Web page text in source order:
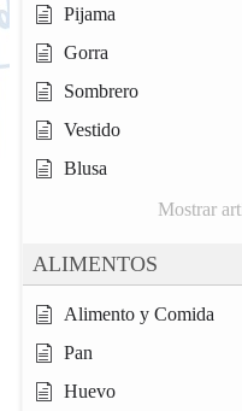
Pijama
Gorra
Sombrero
Vestido
Blusa
Mostrar
ALIMENTOS
Alimento y Comida
Pan
Huevo